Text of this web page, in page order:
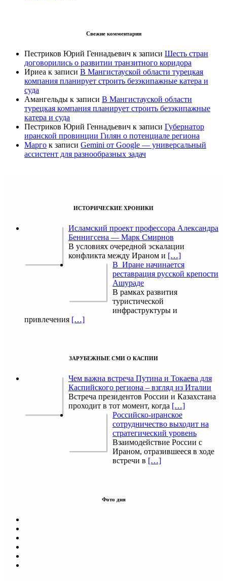
Свежие комментарии
Пестриков Юрий Геннадьевич к записи Шесть стран
договорились о развитии транзитного коридора
Ириеа к записи В Мангистауской области турецкая
компания планирует строить безэкипажные катера и
суда
Амангельды к записи В Мангистауской области
турецкая компания планирует строить безэкипажные
катера и суда
Пестриков Юрий Геннадьевич к записи Губернатор
иранской провинции Гилян о потенциале региона
Марго к записи Gemini от Google — универсальный
ассистент для разнообразных задач
ИСТОРИЧЕСКИЕ ХРОНИКИ
Исламский проект профессора Александра
Беннигсена — Марк Смирнов
В условиях очередной эскалации
конфликта между Ираном и […]
В Иране начинается
реставрация русской крепости
Ашураде
В рамках развития
туристической
инфраструктуры и
привлечения […]
ЗАРУБЕЖНЫЕ СМИ О КАСПИИ
Чем важна встреча Путина и Токаева для
Каспийского региона – взгляд из Италии
Встреча президентов России и Казахстана
проходит в тот момент, когда […]
Российско-иранское
сотрудничество выходит на
стратегический уровень
Взаимодействие России с
Ираном, отразившееся в ходе
встречи в […]
Фото дня